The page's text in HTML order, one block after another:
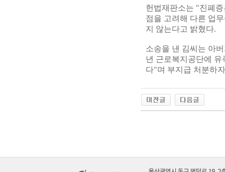
헌법재판소는 "진폐
점을 고려해 다른 업
지 않는다고 밝혔다.
소송을 낸 김씨는 아
년 근로복지공단에
다"며 부지급 처분하